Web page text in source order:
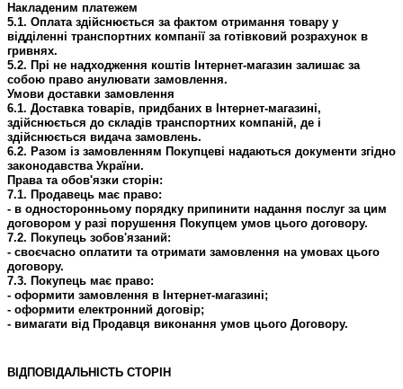
Накладеним платежем
5.1. Оплата здійснюється за фактом отримання товару у
відділенні транспортних компанії за готівковий розрахунок в
гривнях.
5.2. Прі не надходження коштів Інтернет-магазин залишає за
собою право анулювати замовлення.
Умови доставки замовлення
6.1. Доставка товарів, придбаних в Інтернет-магазині,
здійснюється до складів транспортних компаній, де і
здійснюється видача замовлень.
6.2. Разом із замовленням Покупцеві надаються документи згідно
законодавства України.
Права та обов'язки сторін:
7.1. Продавець має право:
- в односторонньому порядку припинити надання послуг за цим
договором у разі порушення Покупцем умов цього договору.
7.2. Покупець зобов'язаний:
- своєчасно оплатити та отримати замовлення на умовах цього
договору.
7.3. Покупець має право:
- оформити замовлення в Інтернет-магазині;
- оформити електронний договір;
- вимагати від Продавця виконання умов цього Договору.
ВІДПОВІДАЛЬНІСТЬ СТОРІН